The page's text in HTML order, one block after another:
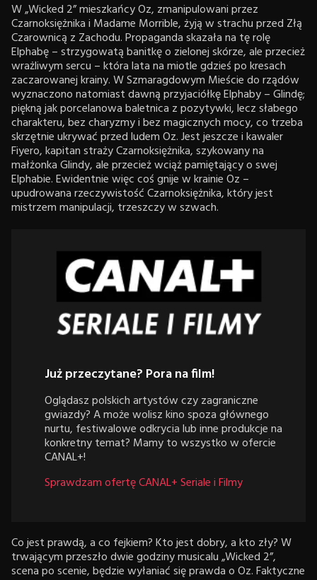
W „Wicked 2” mieszkańcy Oz, zmanipulowani przez
Czarnoksiężnika i Madame Morrible, żyją w strachu przed Złą
Czarownicą z Zachodu. Propaganda skazała na tę rolę
Elphabę – strzygowatą banitkę o zielonej skórze, ale przecież
wrażliwym sercu – która lata na miotle gdzieś po kresach
zaczarowanej krainy. W Szmaragdowym Mieście do rządów
wyznaczono natomiast dawną przyjaciółkę Elphaby – Glindę;
piękną jak porcelanowa baletnica z pozytywki, lecz słabego
charakteru, bez charyzmy i bez magicznych mocy, co trzeba
skrzętnie ukrywać przed ludem Oz. Jest jeszcze i kawaler
Fiyero, kapitan straży Czarnoksiężnika, szykowany na
małżonka Glindy, ale przecież wciąż pamiętający o swej
Elphabie. Ewidentnie więc coś gnije w krainie Oz –
upudrowana rzeczywistość Czarnoksiężnika, który jest
mistrzem manipulacji, trzeszczy w szwach.
Już przeczytane? Pora na film!
Oglądasz polskich artystów czy zagraniczne
gwiazdy? A może wolisz kino spoza głównego
nurtu, festiwalowe odkrycia lub inne produkcje na
konkretny temat? Mamy to wszystko w ofercie
CANAL+!
Sprawdzam ofertę CANAL+ Seriale i Filmy
Co jest prawdą, a co fejkiem? Kto jest dobry, a kto zły? W
trwającym przeszło dwie godziny musicalu „Wicked 2”,
scena po scenie, będzie wyłaniać się prawda o Oz. Faktyczne